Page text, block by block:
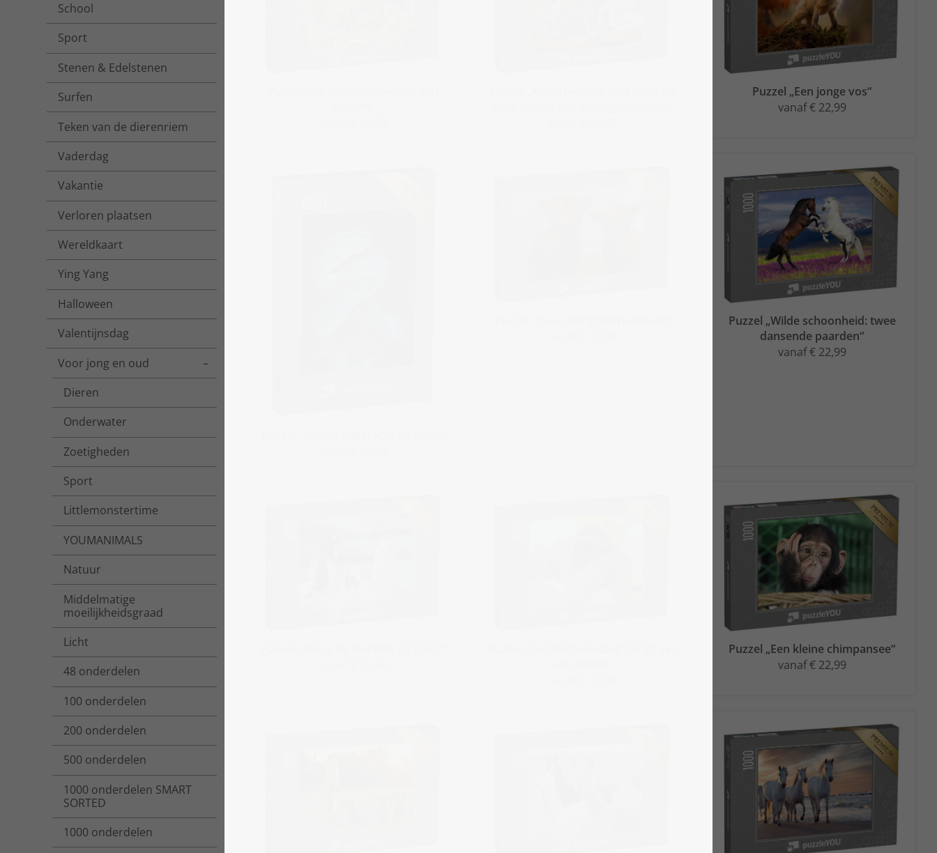
School
Sport
Stenen & Edelstenen
Surfen
Teken van de dierenriem
Vaderdag
Vakantie
Verloren plaatsen
Wereldkaart
Ying Yang
Halloween
Valentijnsdag
Voor jong en oud
Toggle menu
Dieren
Onderwater
Zoetigheden
Sport
Littlemonstertime
YOUMANIMALS
Natuur
Middelmatige
moeilijkheidsgraad
Licht
48 onderdelen
100 onderdelen
200 onderdelen
500 onderdelen
1000 onderdelen SMART
SORTED
1000 onderdelen
Puzzel „Een jonge vos“
vanaf € 22,99
Puzzel „Wilde schoonheid: twee
dansende paarden“
vanaf € 22,99
Puzzel „Een kleine chimpansee“
vanaf € 22,99